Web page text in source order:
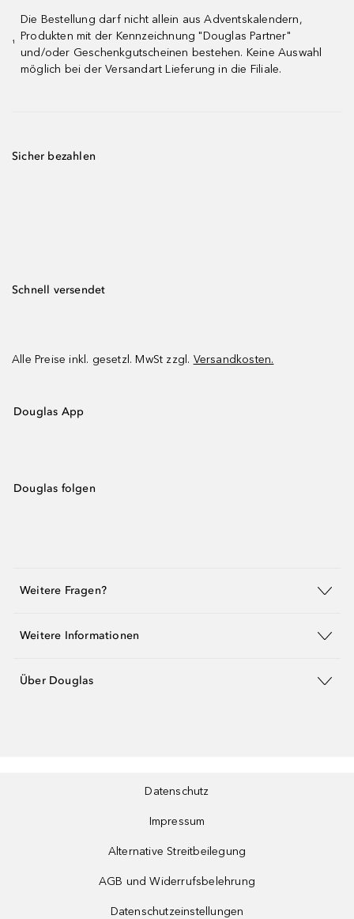
¹
Die Bestellung darf nicht allein aus Adventskalendern,
Produkten mit der Kennzeichnung "Douglas Partner"
und/oder Geschenkgutscheinen bestehen. Keine Auswahl
möglich bei der Versandart Lieferung in die Filiale.
Sicher bezahlen
Schnell versendet
Alle Preise inkl. gesetzl. MwSt zzgl. Versandkosten.
Douglas App
Douglas folgen
Weitere Fragen?
Weitere Informationen
Über Douglas
Datenschutz
Impressum
Alternative Streitbeilegung
AGB und Widerrufsbelehrung
Datenschutzeinstellungen